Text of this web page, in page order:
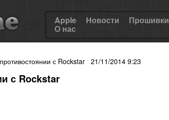
Apple Новости Прошивки
О нас
с Rockstar 21/11/2014 9:23
с Rockstar